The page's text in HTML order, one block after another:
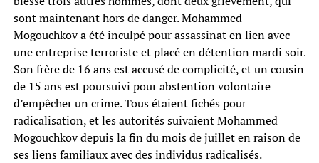
sont maintenant hors de danger. Mohammed
Mogouchkov a été inculpé pour assassinat en lien avec
une entreprise terroriste et placé en détention mardi soir.
Son frère de 16 ans est accusé de complicité, et un cousin
de 15 ans est poursuivi pour abstention volontaire
d’empêcher un crime. Tous étaient fichés pour
radicalisation, et les autorités suivaient Mohammed
Mogouchkov depuis la fin du mois de juillet en raison de
ses liens familiaux avec des individus radicalisés.